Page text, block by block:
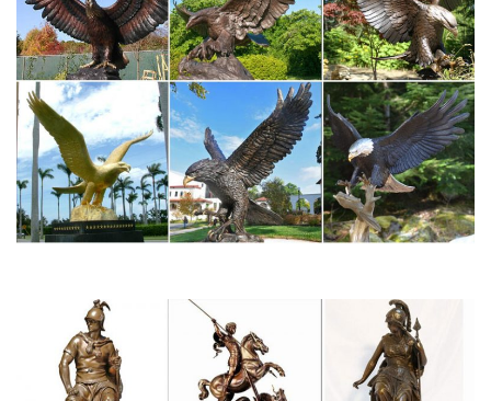
Biedronka.mp3.
biletomsk.ru/afisha/?key=Т
В автомагазине "FORD-City" низкие цены.
galereyakartinok-hfan.gefest73.ru/м/8
Цены на независимого эксперта в красноярске.
galereya-9s3db.clubdome.ru/!-
Цены на телефоны флай в связном.